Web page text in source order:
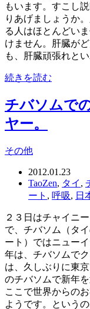
もいます。すこし
りあげましょうか
る人はほとんどい
けません。肝臓が
も、肝臓頑張れと
続きを読む
チバソムで
ヤー。
その他
2012.01.23
TaoZen, タイ ,
ート , 呼吸, 日
２３日はチャイニ
で、チバソム（タ
ート）ではニュー
年は、チバソムで
は、久しぶりに東
のチバソムで新年
ここで世界からの
ようです。という